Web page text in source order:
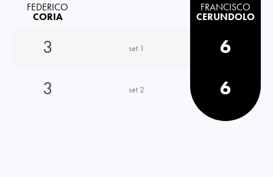
FEDERICO
CORIA
FRANCISCO
CERUNDOLO
3 set 1
6
3
set 2 6